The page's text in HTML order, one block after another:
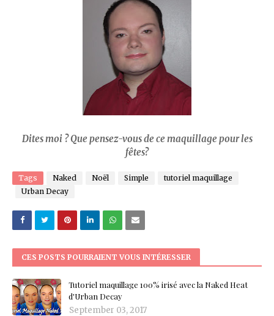
Dites moi ? Que pensez-vous de ce maquillage pour les
fêtes?
Tags Naked Noël Simple
tutoriel maquillage
Urban Decay
CES POSTS POURRAIENT VOUS INTÉRESSER
Tutoriel maquillage 100% irisé avec la Naked Heat
d'Urban Decay
September 03, 2017